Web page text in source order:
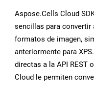
Aspose.Cells Cloud
sencillas para convertir
formatos de imagen,
anteriormente para
directas a la API REST
Cloud le permiten